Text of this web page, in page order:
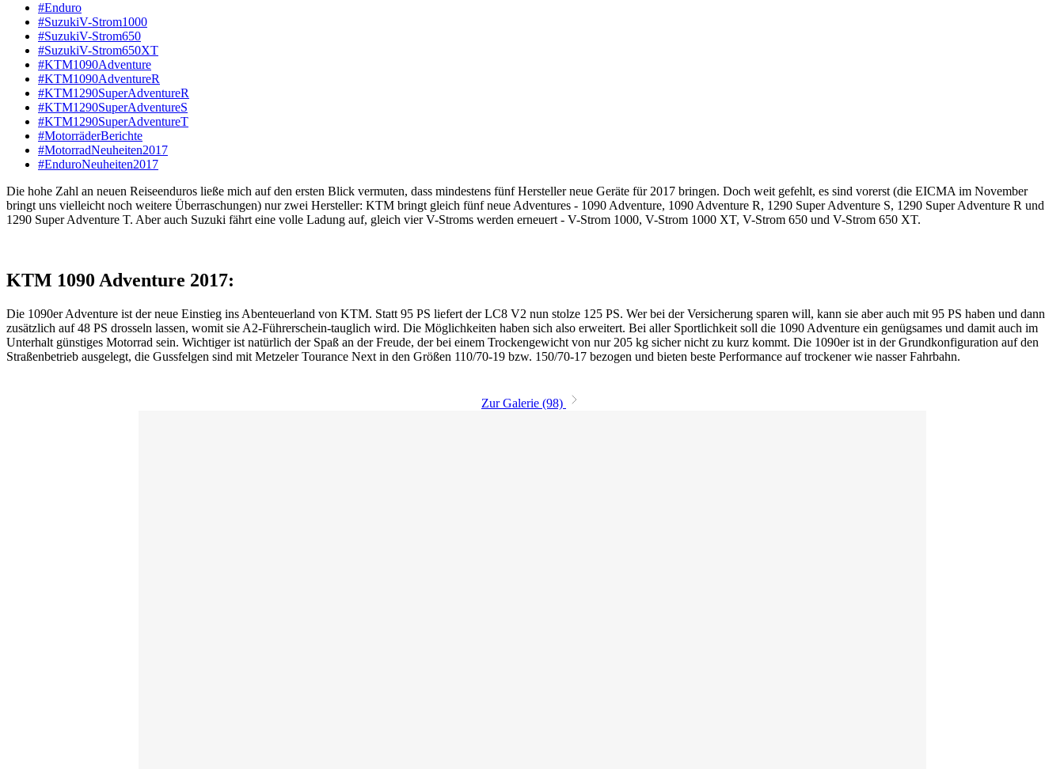
#Enduro
#SuzukiV-Strom1000
#SuzukiV-Strom650
#SuzukiV-Strom650XT
#KTM1090Adventure
#KTM1090AdventureR
#KTM1290SuperAdventureR
#KTM1290SuperAdventureS
#KTM1290SuperAdventureT
#MotorräderBerichte
#MotorradNeuheiten2017
#EnduroNeuheiten2017
Die hohe Zahl an neuen Reiseenduros ließe mich auf den ersten Blick vermuten, dass mindestens fünf Hersteller neue Geräte für 2017 bringen. Doch weit gefehlt, es sind vorerst (die EICMA im November
bringt uns vielleicht noch weitere Überraschungen) nur zwei Hersteller: KTM bringt gleich fünf neue Adventures - 1090 Adventure, 1090 Adventure R, 1290 Super Adventure S, 1290 Super Adventure R und
1290 Super Adventure T. Aber auch Suzuki fährt eine volle Ladung auf, gleich vier V-Stroms werden erneuert - V-Strom 1000, V-Strom 1000 XT, V-Strom 650 und V-Strom 650 XT.
KTM 1090 Adventure 2017:
Die 1090er Adventure ist der neue Einstieg ins Abenteuerland von KTM. Statt 95 PS liefert der LC8 V2 nun stolze 125 PS. Wer bei der Versicherung sparen will, kann sie aber auch mit 95 PS haben und dann
zusätzlich auf 48 PS drosseln lassen, womit sie A2-Führerschein-tauglich wird. Die Möglichkeiten haben sich also erweitert. Bei aller Sportlichkeit soll die 1090 Adventure ein genügsames und damit auch im
Unterhalt günstiges Motorrad sein. Wichtiger ist natürlich der Spaß an der Freude, der bei einem Trockengewicht von nur 205 kg sicher nicht zu kurz kommt. Die 1090er ist in der Grundkonfiguration auf den
Straßenbetrieb ausgelegt, die Gussfelgen sind mit Metzeler Tourance Next in den Größen 110/70-19 bzw. 150/70-17 bezogen und bieten beste Performance auf trockener wie nasser Fahrbahn.
Zur Galerie (98)